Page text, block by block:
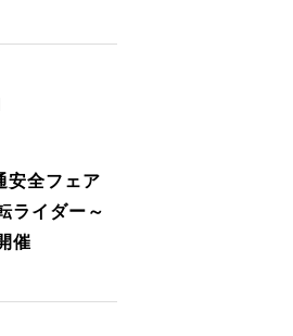
安全フェア
ライダー～
催